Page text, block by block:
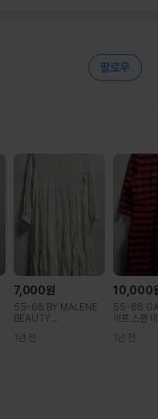
7,000원
55-66 BY MALENE
BEAUTY...
1년 전
10,000
55-66
이프 스판
1년 전